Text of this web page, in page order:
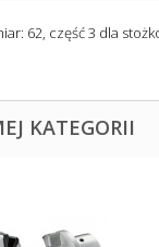
62, część 3 dla
KATEGORII